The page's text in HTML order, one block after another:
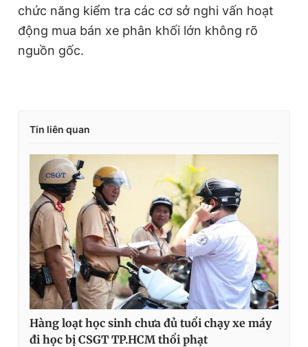
chức năng kiểm tra các cơ sở nghi vấn hoạt
động mua bán xe phân khối lớn không rõ
nguồn gốc.
Tin liên quan
Hàng loạt học sinh chưa đủ tuổi chạy xe máy
đi học bị CSGT TP.HCM thổi phạt